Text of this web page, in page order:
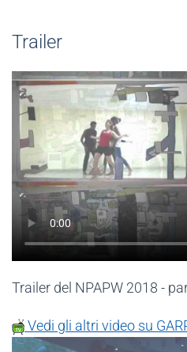
Trailer
Trailer del NPAPW 2018 -
Vedi gli altri video su